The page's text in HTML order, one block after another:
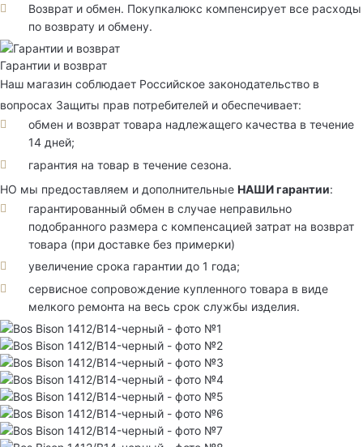
Возврат и обмен. Покупкалюкс компенсирует все расходы
по возврату и обмену.
Гарантии и возврат
Наш магазин соблюдает Российское законодательство в
вопросах Защиты прав потребителей и обеспечивает:
обмен и возврат товара надлежащего качества в течение
14 дней;
гарантия на товар в течение сезона.
НО мы предоставляем и дополнительные НАШИ гарантии:
гарантированный обмен в случае неправильно
подобранного размера с компенсацией затрат на возврат
товара (при доставке без примерки)
увеличение срока гарантии до 1 года;
сервисное сопровождение купленного товара в виде
мелкого ремонта на весь срок службы изделия.